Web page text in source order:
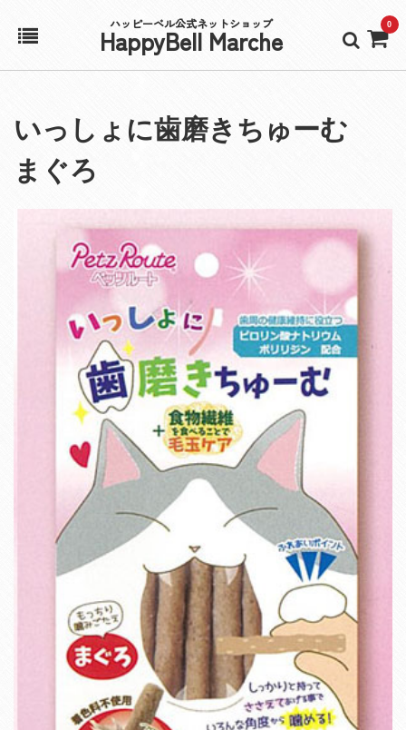
ハッピーベル公式ネットショップ
HappyBell Marche 0
アカウント
カート
いっしょに歯磨きちゅーむ
まぐろ